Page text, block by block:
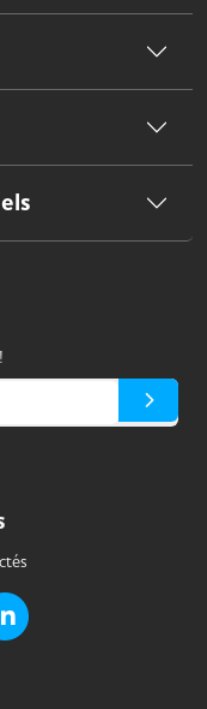
de Handi-it
Twitter de Handi-it